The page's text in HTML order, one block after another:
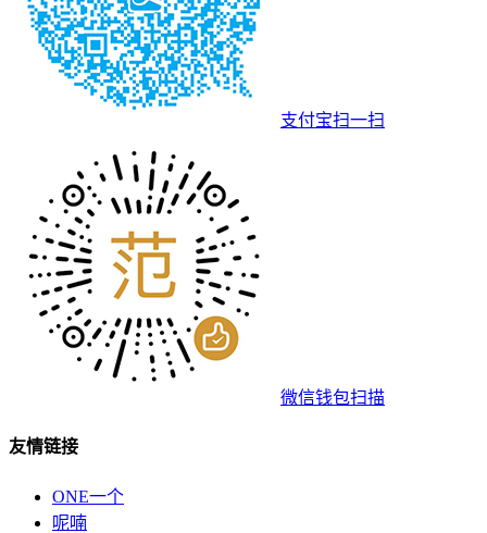
支付宝扫一扫
微信钱包扫描
友情链接
ONE一个
呢喃